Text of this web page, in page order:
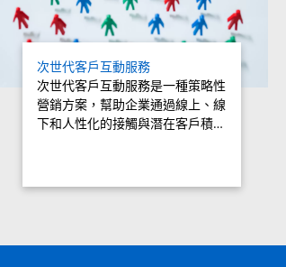
次世代客戶互動服務
次世代客戶互動服務是一種策略性
營銷方案，幫助企業通過線上、線
下和人性化的接觸與潛在客戶積…